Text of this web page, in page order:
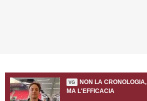
VG
NON LA CRONOLOGIA,
MA L'EFFICACIA